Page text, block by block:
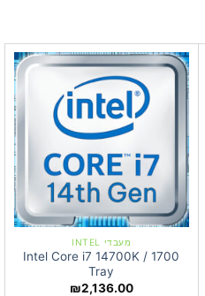
מעבדי INTEL
Intel Core i7 14700K / 1700
Tray
₪2,136.00